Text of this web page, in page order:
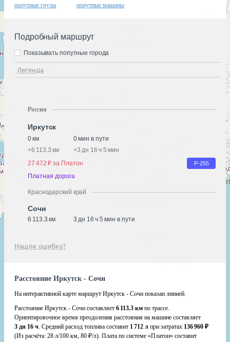
попутные грузы попутные машины
Подробный маршрут
Легенда
Показывать попутные города
Россия
Иркутск
0 км
0 мин в пути
+6 113.3 км +3 дн 16 ч 5 мин
27 472 ₽ за Платон
Р-255
Платная дорога
Краснодарский край
Сочи
6 113.3 км 3 дн 16 ч 5 мин в пути
Нашли ошибку?
Расстояние Иркутск - Сочи
На интерактивной карте маршрут Иркутск - Сочи показан линией.
Расстояние Иркутск - Сочи составляет 6 113.3 км по трассе.
Ориентировочное время преодоления расстояния на машине составляет
3 дн 16 ч. Средний расход топлива составит 1 712 л при затратах 136 960 ₽
(Из расчёта: 28 л/100 км, 80 ₽/л). Плата по системе «Платон» составит